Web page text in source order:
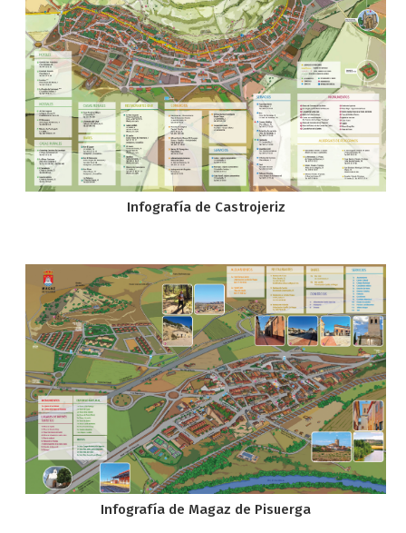
Infografía de Castrojeriz
Infografía de Magaz de Pisuerga